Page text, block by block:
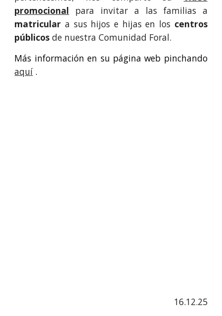
promocional
para invitar a las familias a
matricular a sus hijos e hijas en los centros
públicosde nuestra Comunidad Foral.
Más información en su página web pinchando
aquí .
16.12.25